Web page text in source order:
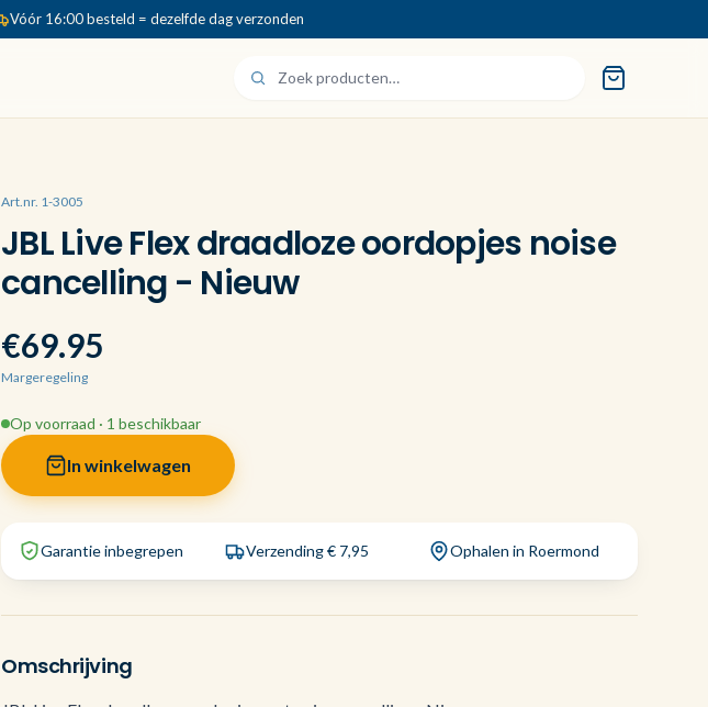
Vóór 16:00 besteld = dezelfde dag verzonden
Art.nr. 1-3005
JBL Live Flex draadloze oordopjes noise
cancelling - Nieuw
€69.95
Margeregeling
Op voorraad · 1 beschikbaar
In winkelwagen
Garantie inbegrepen Verzending € 7,95 Ophalen in Roermond
Omschrijving